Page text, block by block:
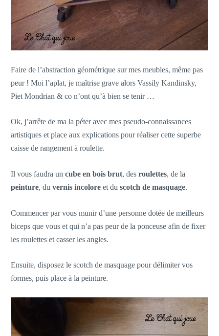
Faire de l’abstraction géométrique sur mes meubles, même pas
peur ! Moi l’aplat, je maîtrise grave alors Vassily Kandinsky,
Piet Mondrian & co n’ont qu’à bien se tenir …
Ok, j’arrête de ma la péter avec mes pseudo-connaissances
artistiques et place aux explications pour réaliser cette superbe
caisse de rangement à roulette.
Il vous faudra uncube en bois brut, desroulettes, de la
peinture, duvernis incolore et duscotch de masquage.
Commencer par vous munir d’une personne dotée de meilleurs
biceps que vous et qui n’a pas peur de la ponceuse afin de fixer
les roulettes et casser les angles.
Ensuite, disposez le scotch de masquage pour délimiter vos
formes, puis place à la peinture.